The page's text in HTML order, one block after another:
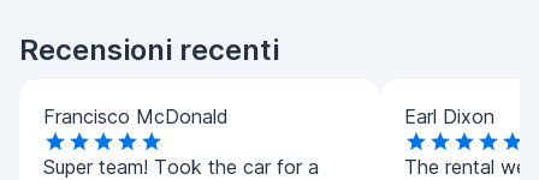
Recensioni recenti
Francisco McDonald
Super team! Took the car for a
Earl Dixon
The rental